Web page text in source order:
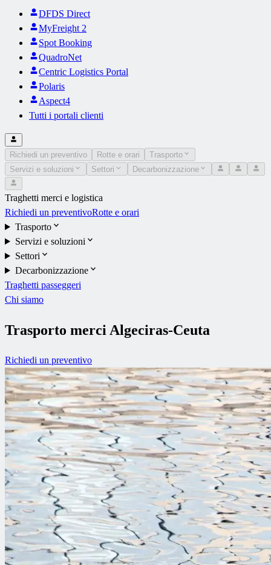
DFDS Direct
MyFreight 2
Spot Booking
QuadroNet
Centric Logistics Portal
Polaris
Aspect4
Tutti i portali clienti
Richiedi un preventivo Rotte e orari
Trasporto
Servizi e soluzioni
Settori Decarbonizzazione
Traghetti merci e logistica
Richiedi un preventivoRotte e orari
Trasporto
Servizi e soluzioni
Settori
Decarbonizzazione
Traghetti passeggeri
Chi siamo
Trasporto merci Algeciras-Ceuta
Richiedi un preventivo